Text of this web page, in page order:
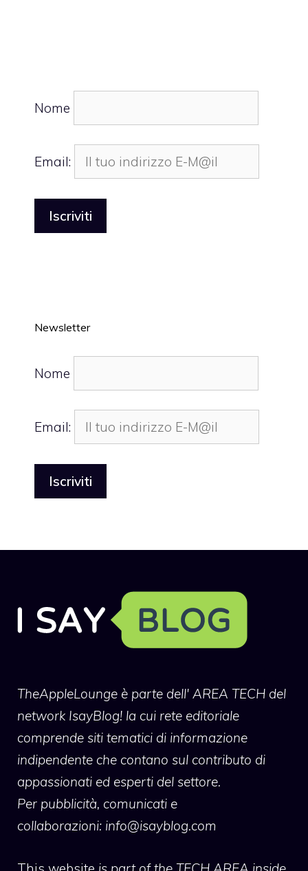
Nome
Email:
Newsletter
Nome
Email:
TheAppleLounge è parte dell' AREA TECH del
network IsayBlog! la cui rete editoriale
comprende siti tematici di informazione
indipendente che contano sul contributo di
appassionati ed esperti del settore.
Per pubblicità, comunicati e
collaborazioni: info@isayblog.com